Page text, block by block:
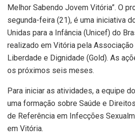
Melhor Sabendo Jovem Vitória”. O
segunda-feira (21), é uma iniciativa
Unidas para a Infância (Unicef) do
realizado em Vitória pela Associação
Liberdade e Dignidade (Gold). As
os próximos seis meses.
Para iniciar as atividades, a equipe
uma formação sobre Saúde e
de Referência em Infecções
em Vitória.